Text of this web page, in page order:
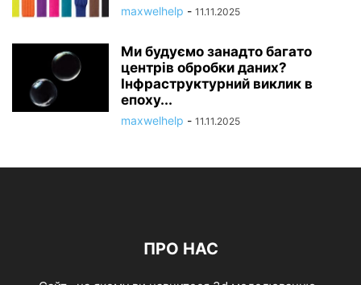
maxwelhelp - 11.11.2025
Ми будуємо занадто багато
центрів обробки даних?
Інфраструктурний виклик в
епоху...
maxwelhelp - 11.11.2025
ПРО НАС